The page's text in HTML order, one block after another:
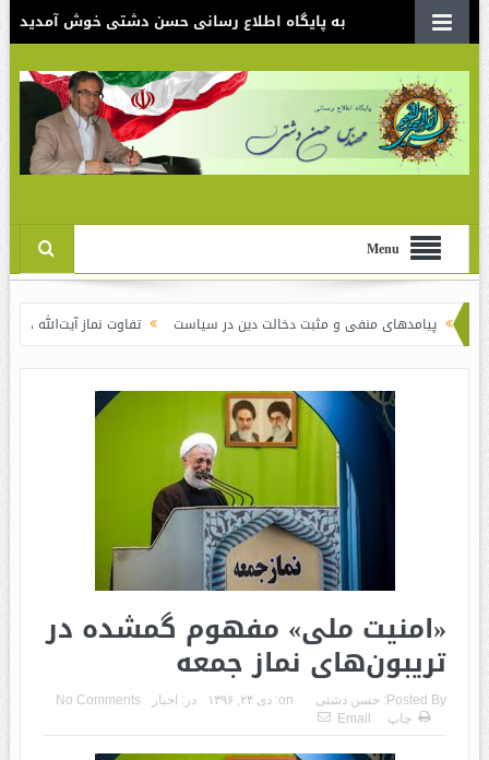
به پایگاه اطلاع رسانی حسن دشتی خوش آمدید
Menu
منفی و مثبت دخالت دین در سیاست تفاوت نماز آیت‌الله خامنه‌ای برای
«امنیت ملی» مفهوم گمشده در
تریبون‌های نماز جمعه
Posted By: حسن دشتی on: دی ۲۴, ۱۳۹۶ در: اخبار
No Comments
چاپ
Email